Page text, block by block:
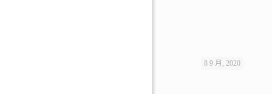
8 9 月, 2020